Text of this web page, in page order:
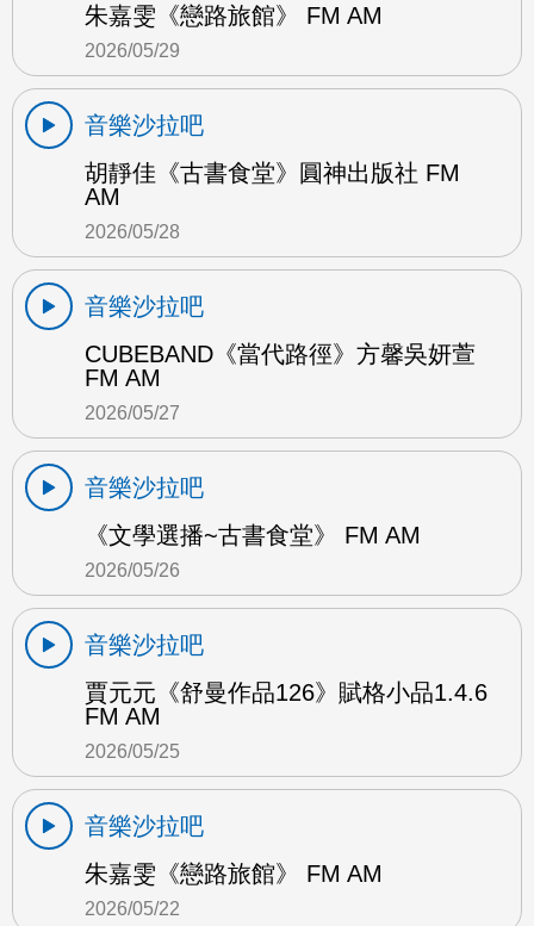
朱嘉雯《戀路旅館》 FM AM
2026/05/29
音樂沙拉吧
胡靜佳《古書食堂》圓神出版社 FM
AM
2026/05/28
音樂沙拉吧
CUBEBAND《當代路徑》方馨吳妍萱
FM AM
2026/05/27
音樂沙拉吧
《文學選播~古書食堂》 FM AM
2026/05/26
音樂沙拉吧
賈元元《舒曼作品126》賦格小品1.4.6
FM AM
2026/05/25
音樂沙拉吧
朱嘉雯《戀路旅館》 FM AM
2026/05/22